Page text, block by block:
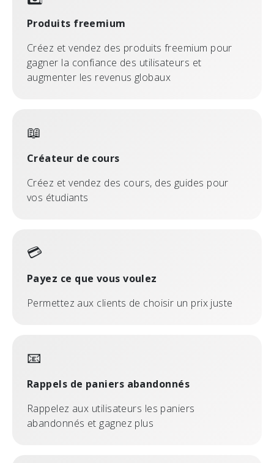
Produits freemium
Créez et vendez des produits freemium pour
gagner la confiance des utilisateurs et
augmenter les revenus globaux
📖
Créateur de cours
Créez et vendez des cours, des guides pour
vos étudiants
💳
Payez ce que vous voulez
Permettez aux clients de choisir un prix juste
📧
Rappels de paniers abandonnés
Rappelez aux utilisateurs les paniers
abandonnés et gagnez plus